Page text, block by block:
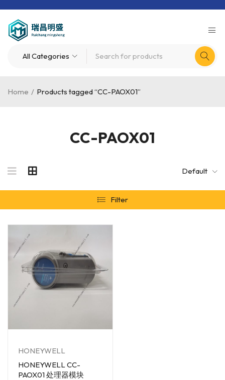
CC-PAOX01
Home / Products tagged “CC-PAOX01”
Default
Filter
HONEYWELL
HONEYWELL CC-
PAOX01 处理器模块